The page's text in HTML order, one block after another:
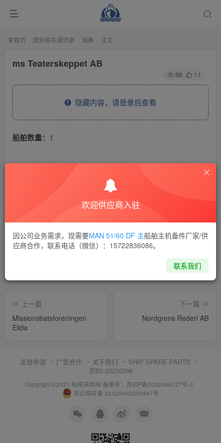
首页 国外船东通讯录 瑞典 正文
ms Teaterskeppet AB
89 11
隐藏内容，请登录后查看
船舶数量： 1
THE END
喜欢就支持一下吧
上一篇
Missionsbatsforeningen
Elida
下一篇
Nordgrens Rederi AB
友链申请 广告合作 关于我们
SHIP SPARE PARTS
苏B2-20230266
Copyright ©2021 船用采购网 备案号：苏ICP备2022046727号-2
苏公网安备 32120402000447号
欢迎供应商入驻
因公司业务需求，现需要MAN 51/60 DF 主船舶主机备件厂家/供
应商合作，联系电话（微信）：15722836086。
联系我们